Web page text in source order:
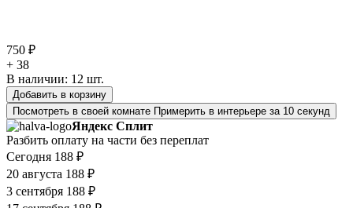
750 ₽
+ 38
В наличии: 12 шт.
Добавить в корзину
Посмотреть в своей комнате Примерить в интерьере за 10 секунд
Яндекс Сплит
Разбить оплату на части без переплат
Сегодня 188 ₽
20 августа 188 ₽
3 сентября 188 ₽